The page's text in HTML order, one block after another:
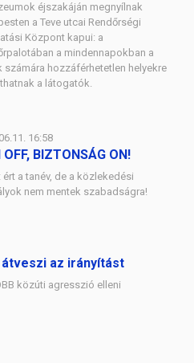
éjszakáján megnyílnak
a Teve utcai Rendőrségi
Központ kapui: a
a mindennapokban a
számára hozzáférhetetlen helyekre
a látogatók.
16:58
OFF, BIZTONSÁG ON!
ért a tanév, de a közlekedési
nem mentek szabadságra!
az irányítást
közúti agresszió elleni